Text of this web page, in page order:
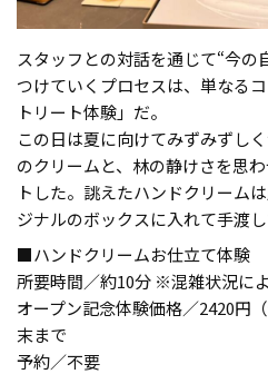
スタッフとの対話を通じて“今の
つけていくプロセスは、単なる
トリート体験」だ。
この日は夏に向けてみずみずし
のクリームと、林の静けさを思
トした。誂えたハンドクリーム
ジナルのボックスに入れて手渡し
■ハンドクリームお仕立て体験
所要時間／約10分 ※混雑状況に
オープン記念体験価格／2420円
末まで
予約／不要